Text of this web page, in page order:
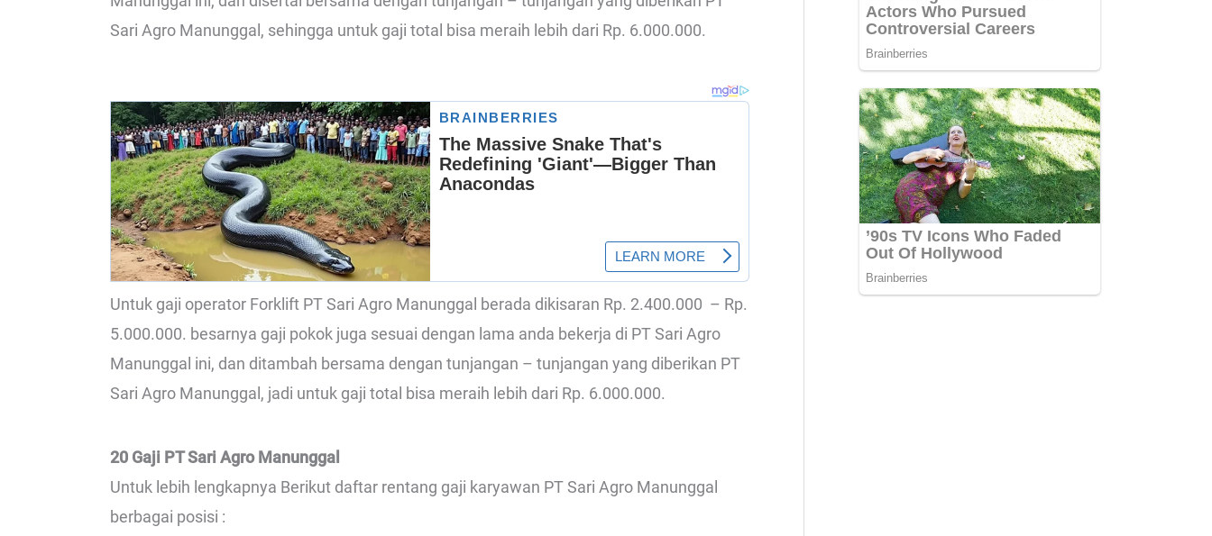
Sari Agro Manunggal, sehingga untuk gaji total bisa meraih lebih dari Rp. 6.000.000.
Untuk gaji operator Forklift PT Sari Agro Manunggal berada dikisaran Rp. 2.400.000 – Rp.
5.000.000. besarnya gaji pokok juga sesuai dengan lama anda bekerja di PT Sari Agro
Manunggal ini, dan ditambah bersama dengan tunjangan – tunjangan yang diberikan PT
Sari Agro Manunggal, jadi untuk gaji total bisa meraih lebih dari Rp. 6.000.000.
20 Gaji PT Sari Agro Manunggal
Untuk lebih lengkapnya Berikut daftar rentang gaji karyawan PT Sari Agro Manunggal
berbagai posisi :